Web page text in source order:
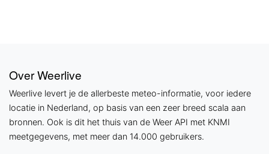
Over Weerlive
Weerlive levert je de allerbeste meteo-informatie, voor iedere
locatie in Nederland, op basis van een zeer breed scala aan
bronnen. Ook is dit het thuis van de Weer API met KNMI
meetgegevens, met meer dan 14.000 gebruikers.